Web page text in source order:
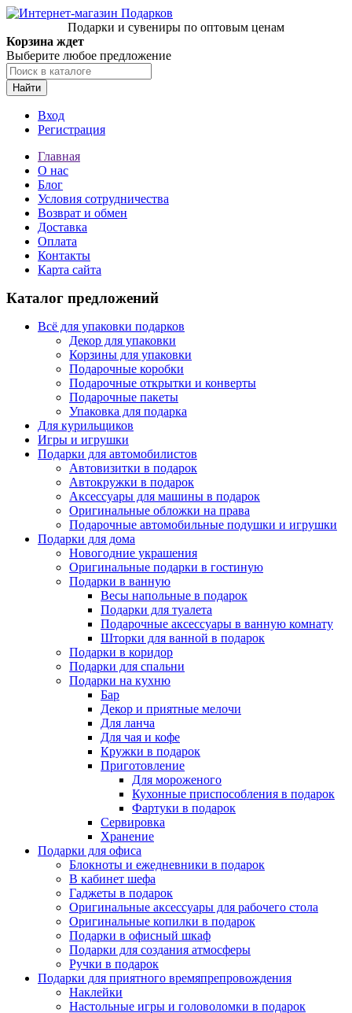
Подарки и сувениры по оптовым ценам
Корзина ждет
Выберите любое предложение
Найти
Вход
Регистрация
Главная
О нас
Блог
Условия сотрудничества
Возврат и обмен
Доставка
Оплата
Контакты
Карта сайта
Каталог предложений
Всё для упаковки подарков
Декор для упаковки
Корзины для упаковки
Подарочные коробки
Подарочные открытки и конверты
Подарочные пакеты
Упаковка для подарка
Для курильщиков
Игры и игрушки
Подарки для автомобилистов
Автовизитки в подарок
Автокружки в подарок
Аксессуары для машины в подарок
Оригинальные обложки на права
Подарочные автомобильные подушки и игрушки
Подарки для дома
Новогодние украшения
Оригинальные подарки в гостиную
Подарки в ванную
Весы напольные в подарок
Подарки для туалета
Подарочные аксессуары в ванную комнату
Шторки для ванной в подарок
Подарки в коридор
Подарки для спальни
Подарки на кухню
Бар
Декор и приятные мелочи
Для ланча
Для чая и кофе
Кружки в подарок
Приготовление
Для мороженого
Кухонные приспособления в подарок
Фартуки в подарок
Сервировка
Хранение
Подарки для офиса
Блокноты и ежедневники в подарок
В кабинет шефа
Гаджеты в подарок
Оригинальные аксессуары для рабочего стола
Оригинальные копилки в подарок
Подарки в офисный шкаф
Подарки для создания атмосферы
Ручки в подарок
Подарки для приятного времяпрепровождения
Наклейки
Настольные игры и головоломки в подарок